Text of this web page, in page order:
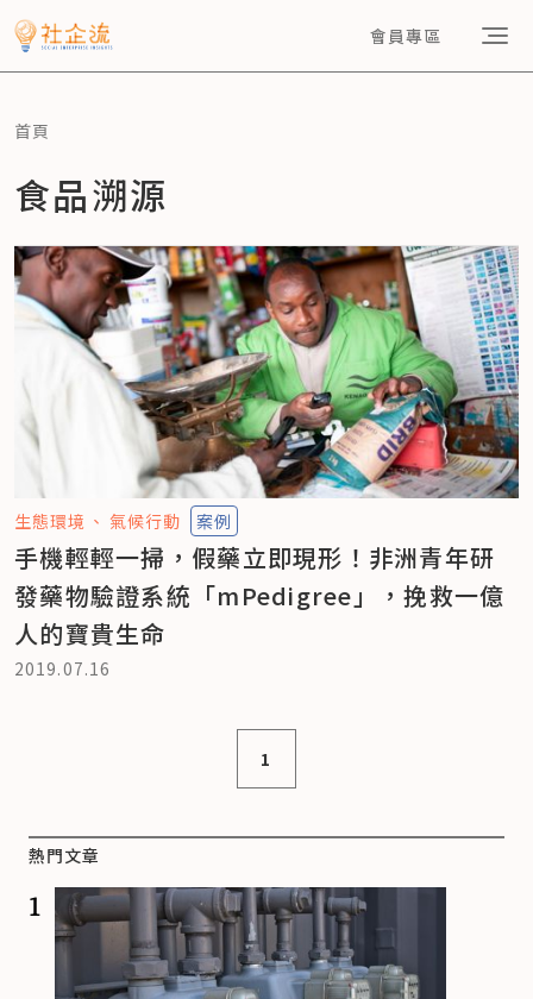
會員專區
首頁
食品溯源
生態環境 氣候行動 案例
手機輕輕一掃，假藥立即現形！非洲青年研
發藥物驗證系統「mPedigree」，挽救一億
人的寶貴生命
2019.07.16
1
熱門文章
1